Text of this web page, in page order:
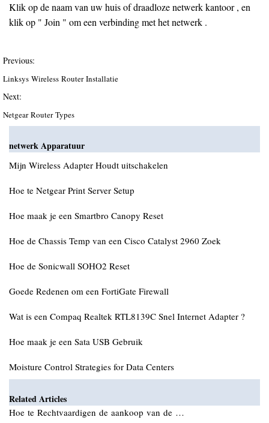
Klik op de naam van uw huis of draadloze netwerk kantoor , en
klik op " Join " om een ​​verbinding met het netwerk .
Previous:
Linksys Wireless Router Installatie
Next:
Netgear Router Types
netwerk Apparatuur
Mijn Wireless Adapter Houdt uitschakelen
Hoe te Netgear Print Server Setup
Hoe maak je een Smartbro Canopy Reset
Hoe de Chassis Temp van een Cisco Catalyst 2960 Zoek
Hoe de Sonicwall SOHO2 Reset
Goede Redenen om een ​​FortiGate Firewall
Wat is een Compaq Realtek RTL8139C Snel Internet Adapter ?
Hoe maak je een Sata USB Gebruik
Moisture Control Strategies for Data Centers
Related Articles
Hoe te Rechtvaardigen de aankoop van de …